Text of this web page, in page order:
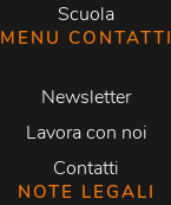
Scuola
MENU CONTATTI
Newsletter
Lavora con noi
Contatti
NOTE LEGALI